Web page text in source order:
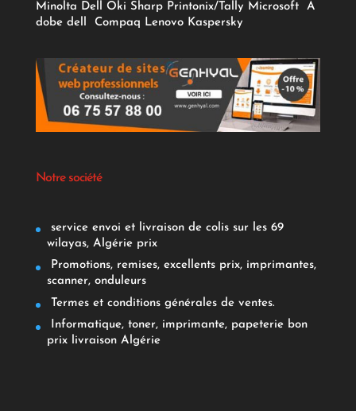
Minolta Dell Oki Sharp Printonix/Tally Microsoft
A
dobe dell Compaq Lenovo Kaspersky
Notre société
service envoi et livraison de colis sur les 69
wilayas, Algérie prix
Promotions, remises, excellents prix, imprimantes,
scanner, onduleurs
Termes et conditions générales de ventes.
Informatique, toner, imprimante, papeterie bon
prix livraison Algérie